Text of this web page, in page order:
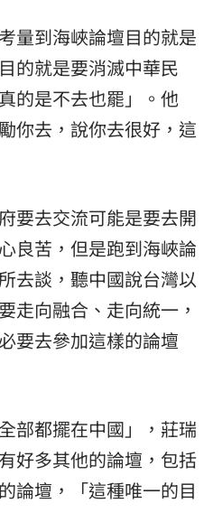
量到海峽論壇目的就是
的就是要消滅中華民
的是不去也罷」。他
你去，說你去很好，這
要去交流可能是要去開
良苦，但是跑到海峽論
去談，聽中國說台灣以
走向融合、走向統一，
要去參加這樣的論壇
部都擺在中國」，莊瑞
好多其他的論壇，包括
論壇，「這種唯一的目